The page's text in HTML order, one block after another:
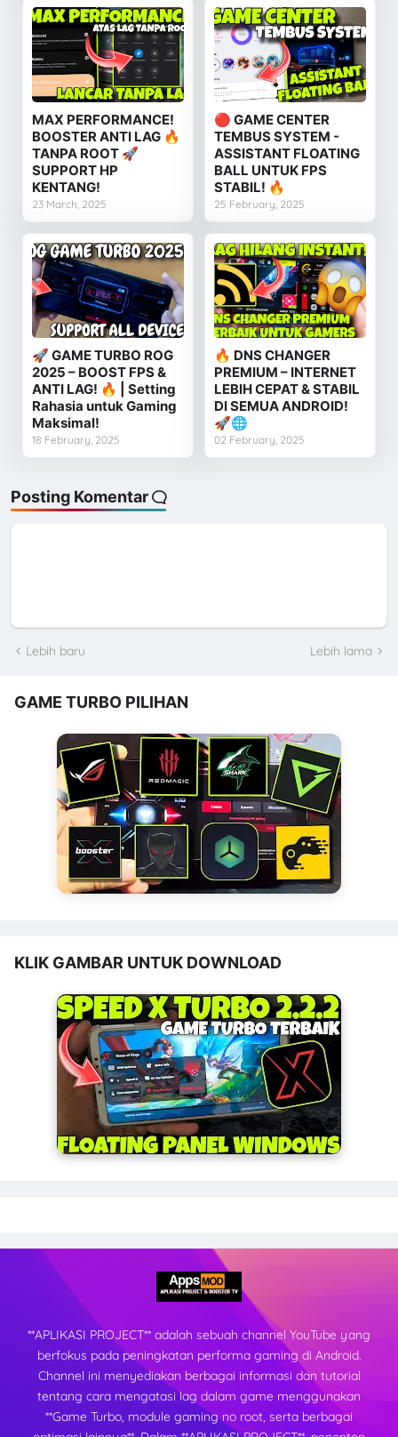
MAX PERFORMANCE!
BOOSTER ANTI LAG 🔥
TANPA ROOT 🚀
SUPPORT HP
KENTANG!
23 March, 2025
🔴 GAME CENTER
TEMBUS SYSTEM -
ASSISTANT FLOATING
BALL UNTUK FPS
STABIL! 🔥
25 February, 2025
🚀 GAME TURBO ROG
2025 – BOOST FPS &
ANTI LAG! 🔥 | Setting
Rahasia untuk Gaming
Maksimal!
18 February, 2025
🔥 DNS CHANGER
PREMIUM – INTERNET
LEBIH CEPAT & STABIL
DI SEMUA ANDROID!
🚀🌐
02 February, 2025
Posting Komentar
Lebih baru Lebih lama
GAME TURBO PILIHAN
KLIK GAMBAR UNTUK DOWNLOAD
**APLIKASI PROJECT** adalah sebuah channel YouTube yang
berfokus pada peningkatan performa gaming di Android.
Channel ini menyediakan berbagai informasi dan tutorial
tentang cara mengatasi lag dalam game menggunakan
**Game Turbo, module gaming no root, serta berbagai